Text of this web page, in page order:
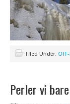
Filed Under:
Perler vi